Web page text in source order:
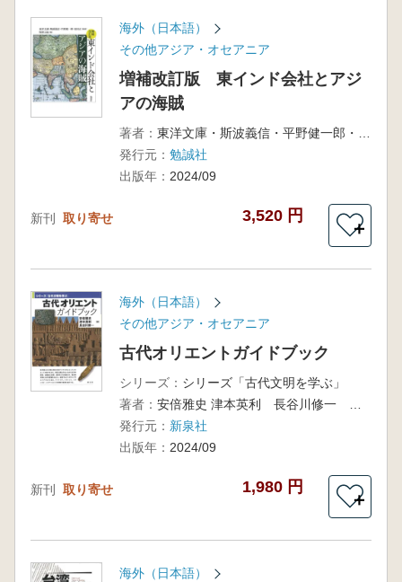
海外（日本語）
その他アジア・オセアニア
増補改訂版 東インド会社とアジ
アの海賊
著者：
発行元： 勉誠社
出版年： 2024/09
新刊 取り寄せ 3,520 円
＋
海外（日本語）
その他アジア・オセアニア
古代オリエントガイドブック
シリーズ： シリーズ「古代文明を学ぶ」
著者：
発行元： 新泉社
出版年： 2024/09
新刊 取り寄せ 1,980 円
＋
海外（日本語）